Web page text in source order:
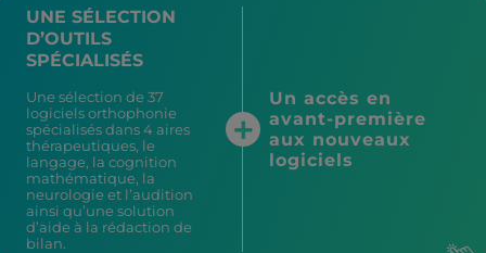
UNE SÉLECTION
D’OUTILS
SPÉCIALISÉS
Une sélection de 37
logiciels orthophonie
spécialisés dans 4 aires
thérapeutiques, le
langage, la cognition
mathématique, la
neurologie et l’audition
ainsi qu’une solution
d’aide à la rédaction de
bilan.
Un accès en
avant-première
aux nouveaux
logiciels